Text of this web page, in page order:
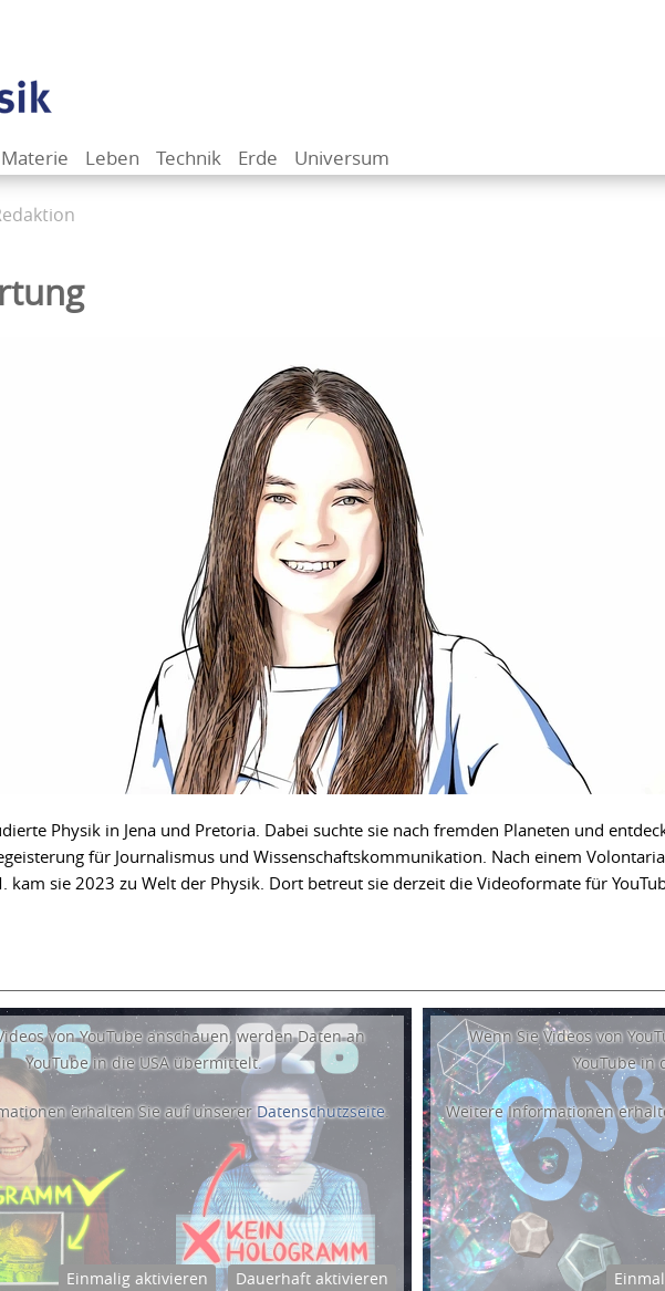
Materie Leben Technik Erde Universum
Physik in Jena und Pretoria. Dabei suchte sie nach fremden Planeten und
für Journalismus und Wissenschaftskommunikation. Nach einem
kam sie 2023 zu Welt der Physik. Dort betreut sie derzeit die Videoformate für
von YouTube anschauen, werden Daten an
YouTube in die USA übermittelt.
erhalten Sie auf unserer Datenschutzseite.
Einmalig aktivieren Dauerhaft aktivieren
Wenn Sie Videos von
YouTube in
Weitere Informationen